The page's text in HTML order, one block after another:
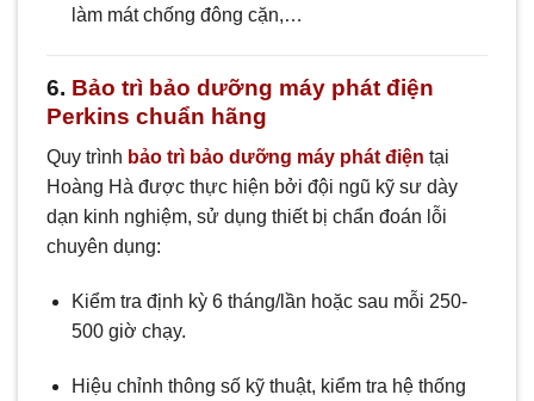
làm mát chống đông cặn,…
6. Bảo trì bảo dưỡng máy phát điện
Perkins chuẩn hãng
Quy trình bảo trì bảo dưỡng máy phát điện tại
Hoàng Hà được thực hiện bởi đội ngũ kỹ sư dày
dạn kinh nghiệm, sử dụng thiết bị chẩn đoán lỗi
chuyên dụng:
Kiểm tra định kỳ 6 tháng/lần hoặc sau mỗi 250-
500 giờ chạy.
Hiệu chỉnh thông số kỹ thuật, kiểm tra hệ thống